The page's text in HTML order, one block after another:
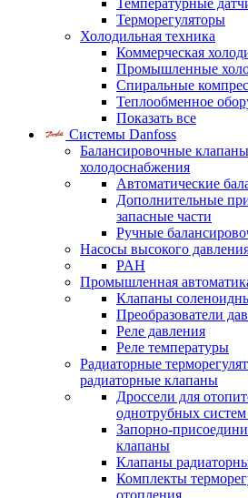
Температурные
Терморегуляторы
Холодильная техника
Коммерческая
Промышленные
Спиральные
Теплообменное
Показать все
Системы Danfoss
Балансировочные
холодоснабжения
Автоматические
Дополнительные
запасные части
Ручные
Насосы высокого
PAH
Промышленная
Клапаны
Преобразователи
Реле давления
Реле температуры
Радиаторные
радиаторные клапаны
Дроссели для
однотрубных
Запорно-
клапаны
Клапаны
Комплекты
отопления